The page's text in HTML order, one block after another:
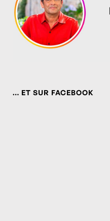
… ET SUR FACEBOOK